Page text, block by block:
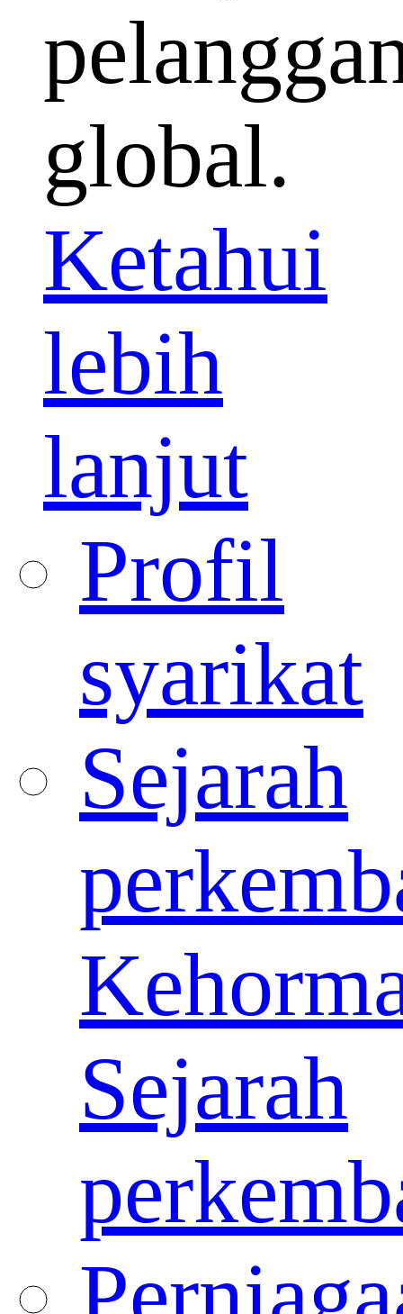
global.
Ketahui
lebih
lanjut
Profil
syarikat
Sejarah
Sejarah